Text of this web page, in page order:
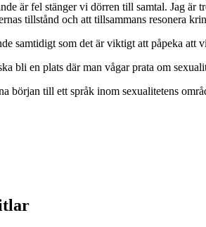
är fel stänger vi dörren till samtal. Jag är
tillstånd och att tillsammans resonera
samtidigt som det är viktigt att påpeka
bli en plats där man vågar prata om
början till ett språk inom sexualitetens